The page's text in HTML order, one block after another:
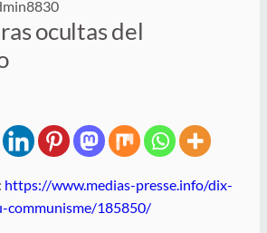
ocultas del
https://www.medias-presse.info/dix-
communisme/185850/